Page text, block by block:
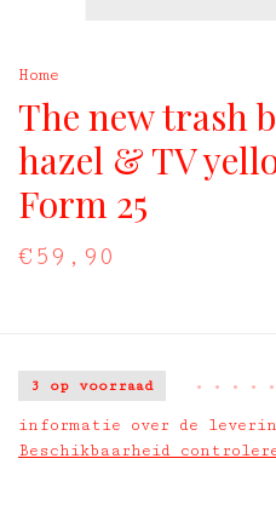
Home
The new trash
hazel & TV
Form 25
€59,90
3 op voorraad • • • • •
informatie over de
Beschikbaarheid